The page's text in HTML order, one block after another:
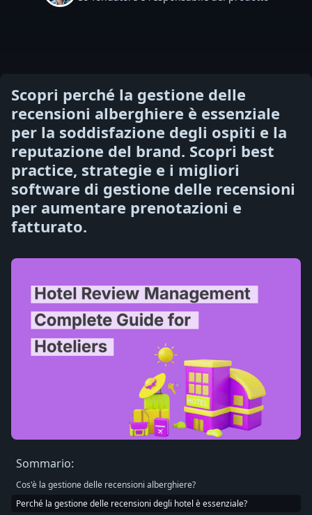
Scopri perché la gestione delle
recensioni alberghiere è essenziale
per la soddisfazione degli ospiti e la
reputazione del brand. Scopri best
practice, strategie e i migliori
software di gestione delle recensioni
per aumentare prenotazioni e
fatturato.
Sommario:
Cos'è la gestione delle recensioni alberghiere?
Perché la gestione delle recensioni degli hotel è essenziale?